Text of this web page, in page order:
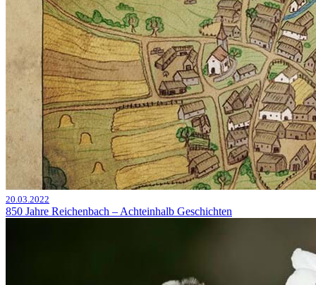
20.03.2022
850 Jahre Reichenbach – Achteinhalb Geschichten